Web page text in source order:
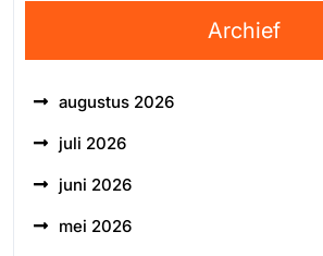
Archief
augustus 2026
juli 2026
juni 2026
mei 2026